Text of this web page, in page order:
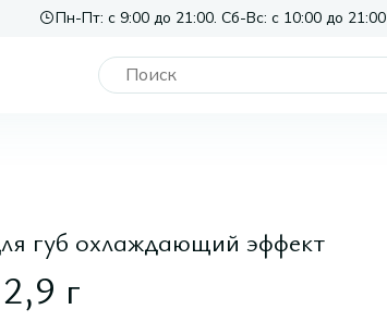
Пн-Пт: с 9:00 до 21:00. Сб-Вс: с 10:00 до 21:00
губ охлаждающий эффект
г